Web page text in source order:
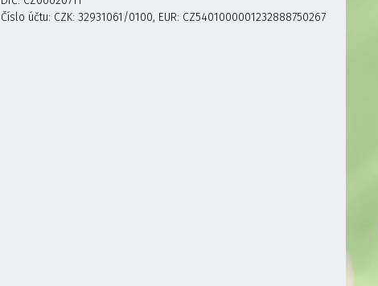
Číslo účtu: CZK: 32931061/0100, EUR: CZ5401000001232888750267